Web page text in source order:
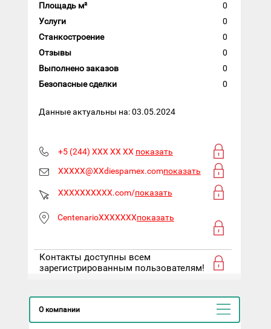
Площадь м²
0
Услуги
0
Станкостроение
0
Отзывы
0
Выполнено заказов
0
Безопасные сделки
0
Данные актуальны на: 03.05.2024
+5 (244) XXX XX XX показать
XXXXX@XXdiespamex.comпоказать
XXXXXXXXXX.com/показать
CentenarioXXXXXXXпоказать
Контакты доступны всем
зарегистрированным пользователям!
О компании